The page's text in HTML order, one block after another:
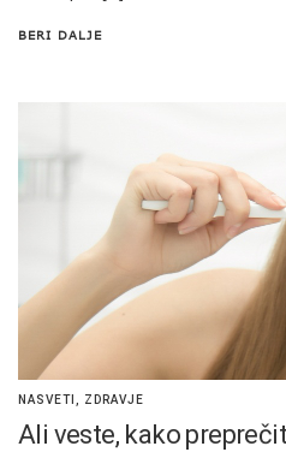
BERI DALJE
NASVETI ZDRAVJE
Ali veste, kako